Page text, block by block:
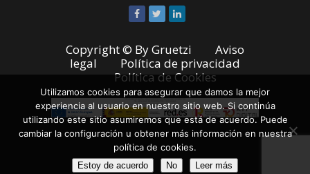
Copyright © ByGruetzi
Aviso
legal
Política de privacidad
Política de Cookies
Utilizamos cookies para asegurar que damos la mejor
experiencia al usuario en nuestro sitio web. Si continúa
utilizando este sitio asumiremos que está de acuerdo. Puede
cambiar la configuración u obtener más información en nuestra
política de cookies.
Estoy de acuerdo No Leer más